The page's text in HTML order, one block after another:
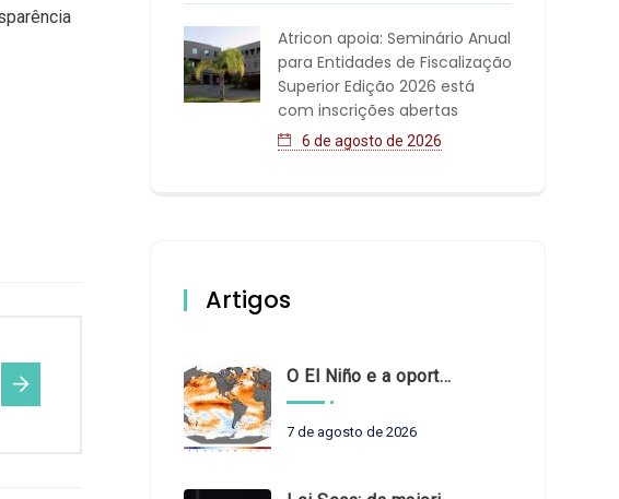
Atricon apoia: Seminário Anual
para Entidades de Fiscalização
Superior Edição 2026 está
com inscrições abertas
6 de agosto de 2026
Artigos
O El Niño e a oportunidade de fortalecer o controle externo das políticas climáticas
7 de agosto de 2026